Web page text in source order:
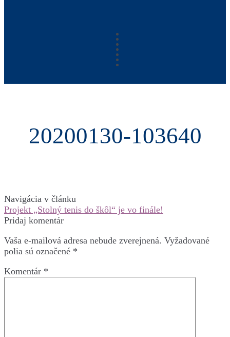
20200130-103640
Navigácia v článku
Projekt „Stolný tenis do škôl“ je vo finále!
Pridaj komentár
Vaša e-mailová adresa nebude zverejnená. Vyžadované
polia sú označené *
Komentár *